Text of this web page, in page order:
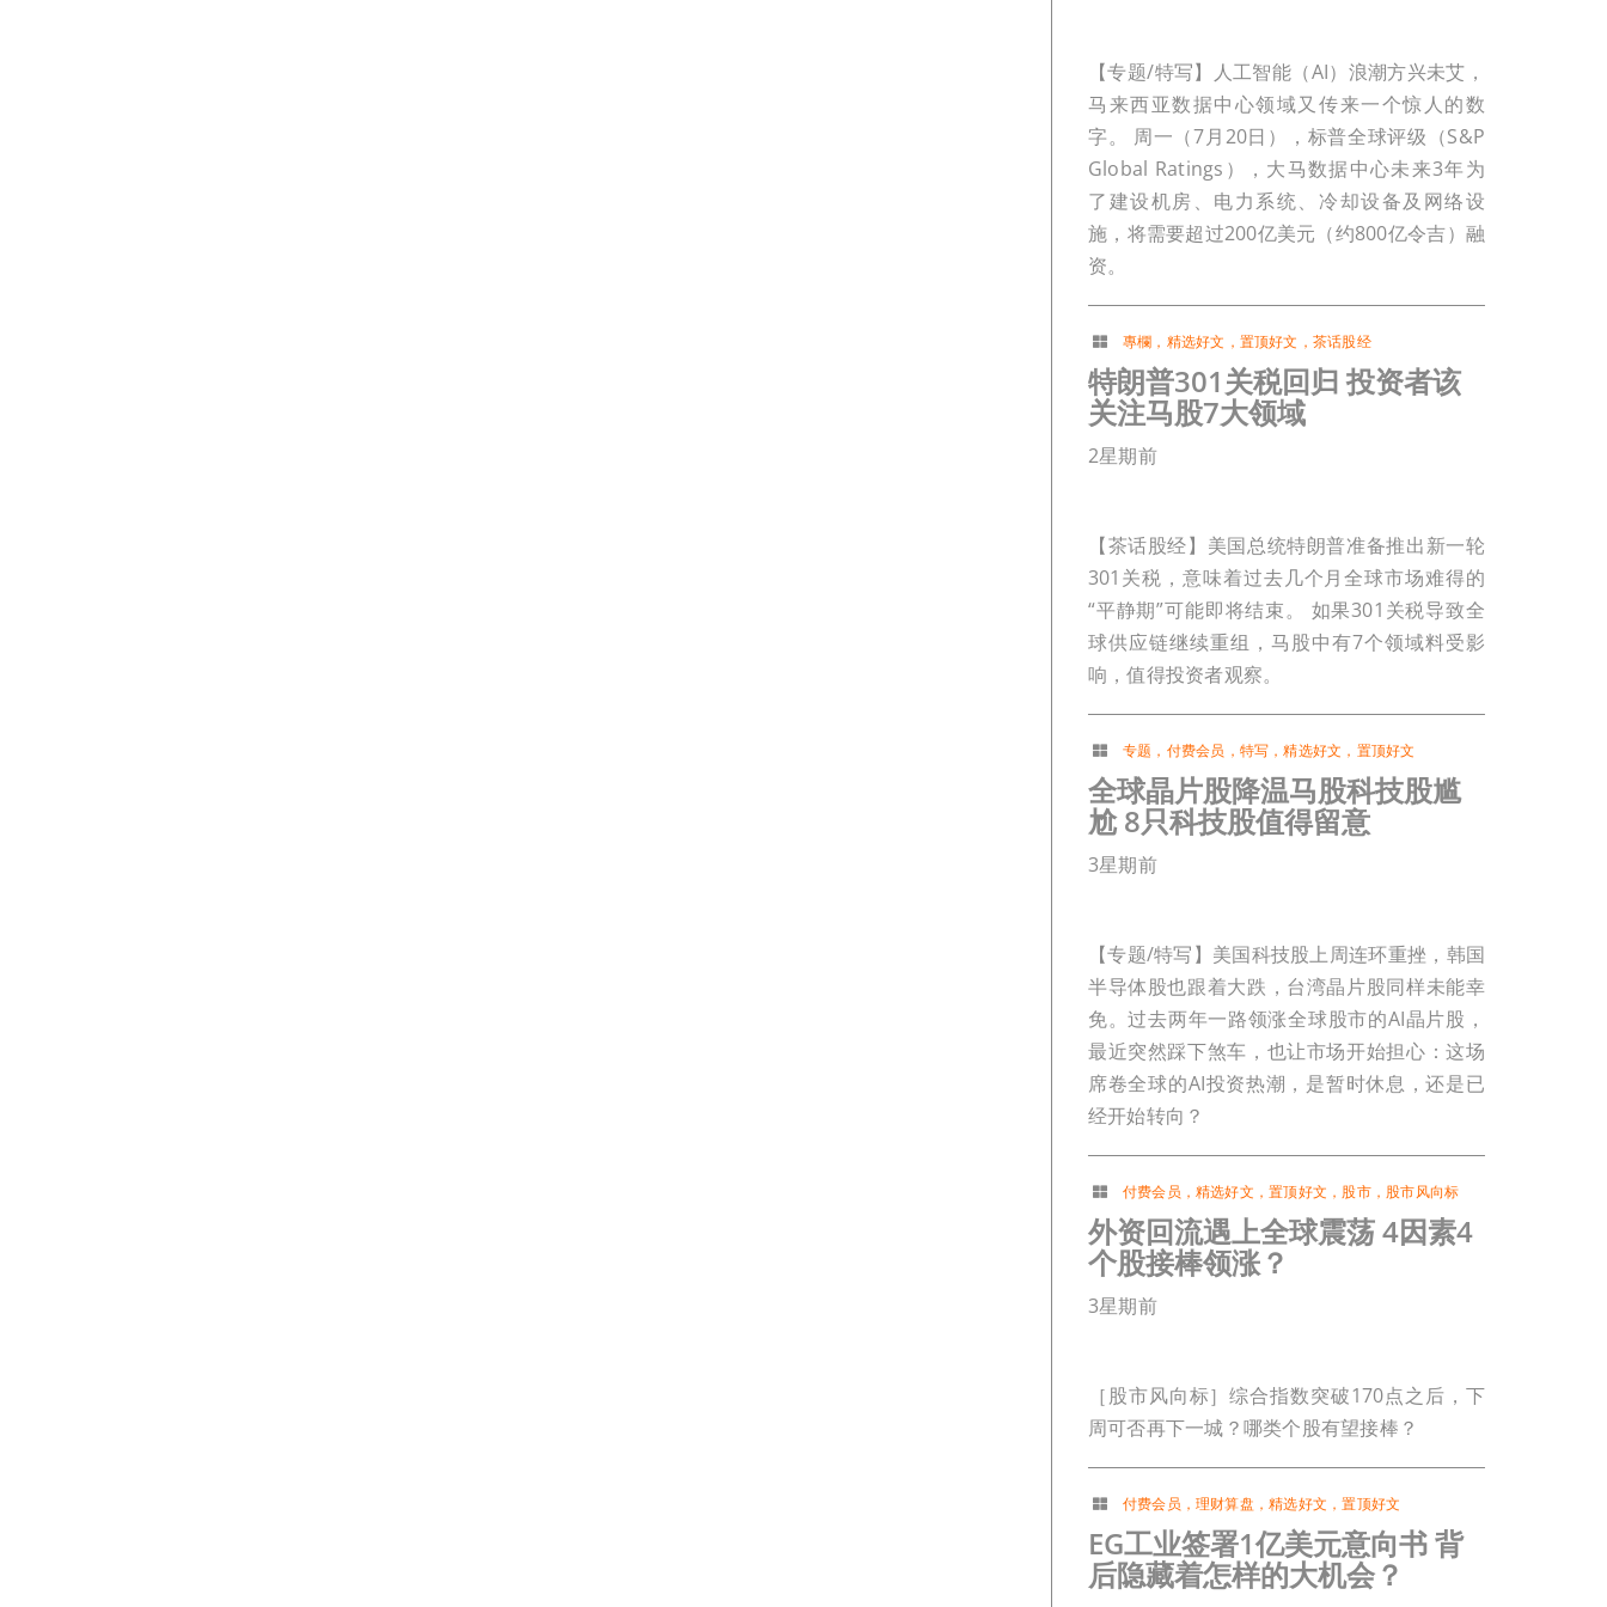
【专题/特写】人工智能（AI）浪潮方兴未艾，
马来西亚数据中心领域又传来一个惊人的数
字。 周一（7月20日），标普全球评级（S&P
Global Ratings），大马数据中心未来3年为
了建设机房、电力系统、冷却设备及网络设
施，将需要超过200亿美元（约800亿令吉）融
资。
專欄 ， 精选好文 ， 置顶好文 ， 茶话股经
特朗普301关税回归 投资者该
关注马股7大领域
2星期前
【茶话股经】美国总统特朗普准备推出新一轮
301关税，意味着过去几个月全球市场难得的
“平静期”可能即将结束。 如果301关税导致全
球供应链继续重组，马股中有7个领域料受影
响，值得投资者观察。
专题 ， 付费会员 ， 特写 ，精选好文 ， 置顶好文
全球晶片股降温马股科技股尴
尬 8只科技股值得留意
3星期前
【专题/特写】美国科技股上周连环重挫，韩国
半导体股也跟着大跌，台湾晶片股同样未能幸
免。过去两年一路领涨全球股市的AI晶片股，
最近突然踩下煞车，也让市场开始担心：这场
席卷全球的AI投资热潮，是暂时休息，还是已
经开始转向？
付费会员 ，精选好文 ，置顶好文 ， 股市， 股市风向标
外资回流遇上全球震荡 4因素4
个股接棒领涨？
3星期前
［股市风向标］综合指数突破170点之后，下
周可否再下一城？哪类个股有望接棒？
付费会员 ，理财算盘 ，精选好文 ，置顶好文
EG工业签署1亿美元意向书 背
后隐藏着怎样的大机会？